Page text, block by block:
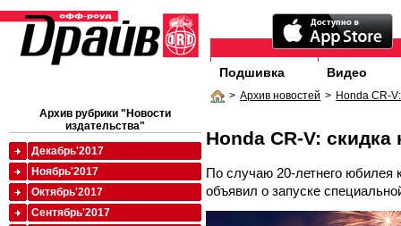
Подшивка Видео
> Архив новостей > Honda CR-
Honda CR-V: скидка
По случаю 20-летнего юбилея
объявил о запуске
Архив рубрики "Новости
издательства"
Декабрь'2017
Ноябрь'2017
Октябрь'2017
Сентябрь'2017